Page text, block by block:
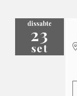
dissabte
23
set